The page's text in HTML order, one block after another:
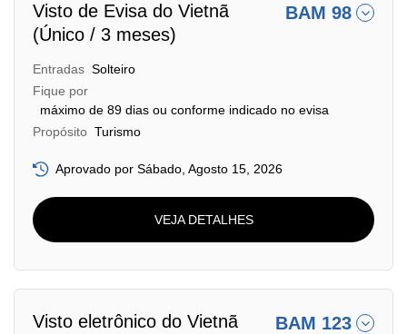
Visto de Evisa do Vietnã
(Único / 3 meses)
BAM 98
Entradas Solteiro
Fique por
máximo de 89 dias ou conforme indicado no evisa
Propósito Turismo
Aprovado por Sábado, Agosto 15, 2026
VEJA DETALHES
Visto eletrônico do Vietnã
BAM 123